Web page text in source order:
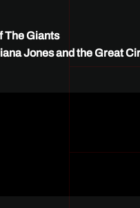
The Giants
Jones and the Great